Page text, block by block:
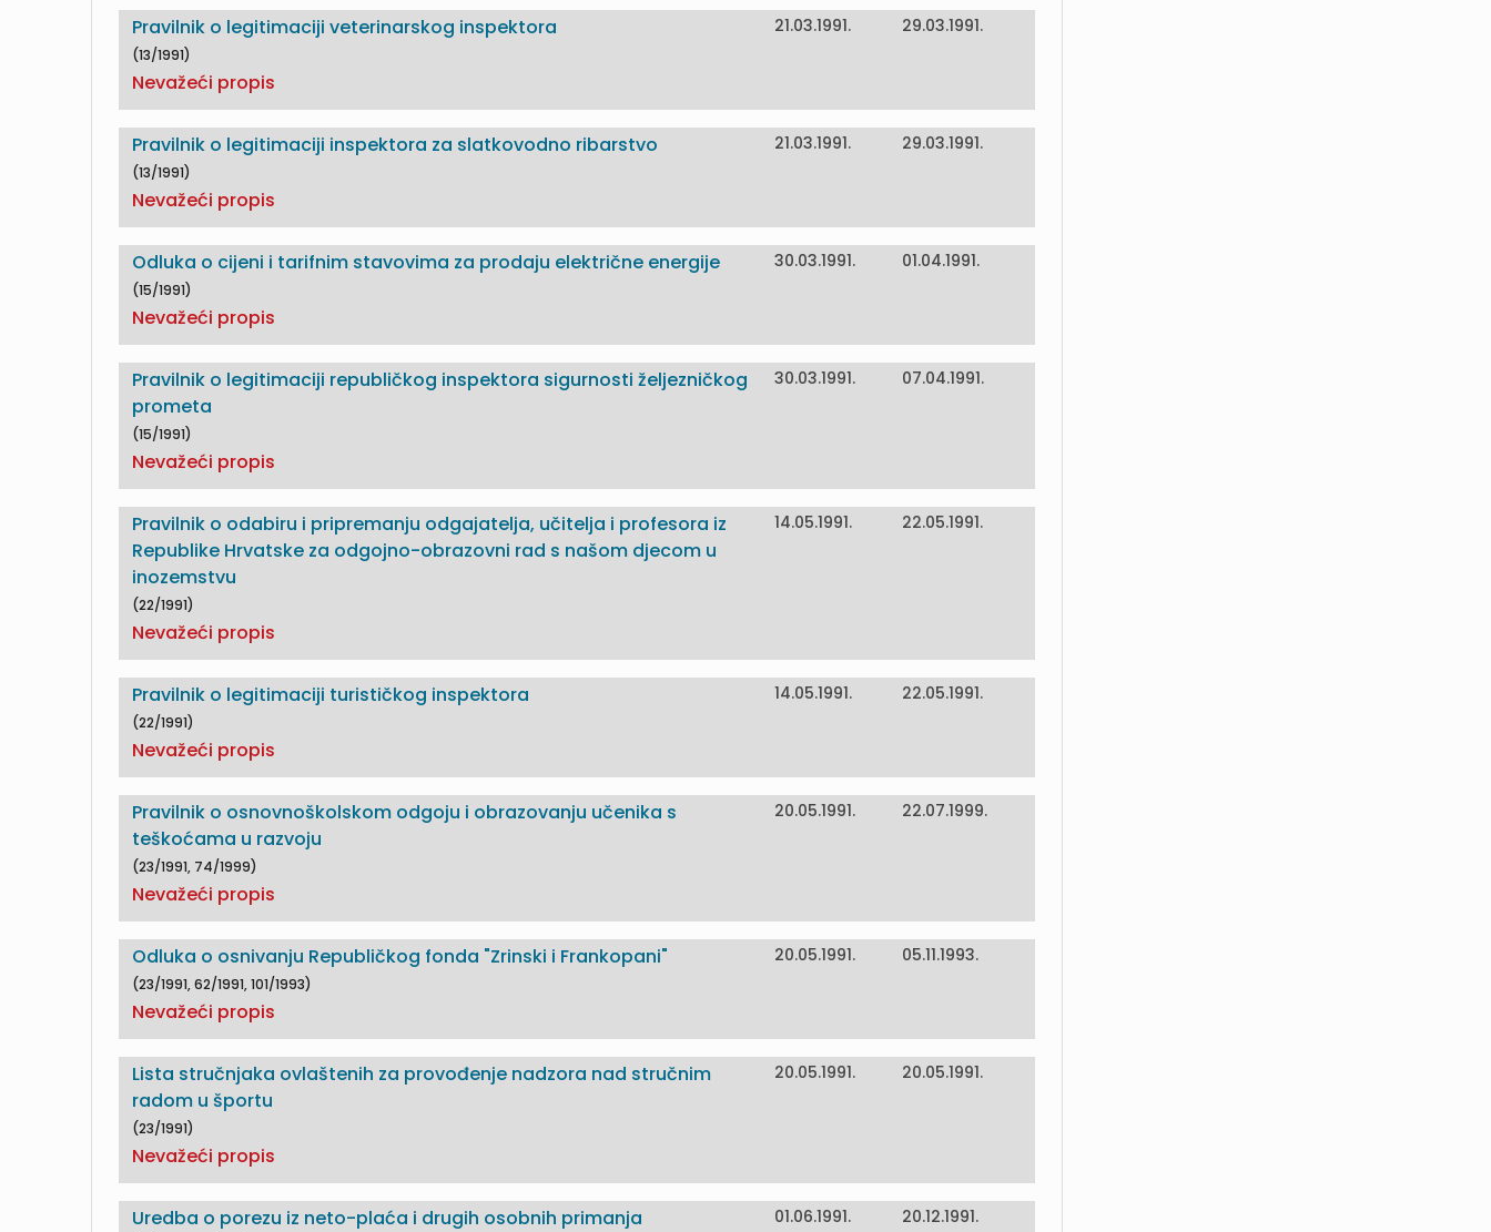
Pravilnik o legitimaciji veterinarskog inspektora
(13/1991)
Nevažeći propis
21.03.1991. 29.03.1991.
Pravilnik o legitimaciji inspektora za slatkovodno ribarstvo
(13/1991)
Nevažeći propis
21.03.1991. 29.03.1991.
Odluka o cijeni i tarifnim stavovima za prodaju električne energije
(15/1991)
Nevažeći propis
30.03.1991. 01.04.1991.
Pravilnik o legitimaciji republičkog inspektora sigurnosti željezničkog
prometa
(15/1991)
Nevažeći propis
30.03.1991. 07.04.1991.
Pravilnik o odabiru i pripremanju odgajatelja, učitelja i profesora iz
Republike Hrvatske za odgojno-obrazovni rad s našom djecom u
inozemstvu
(22/1991)
Nevažeći propis
14.05.1991. 22.05.1991.
Pravilnik o legitimaciji turističkog inspektora
(22/1991)
Nevažeći propis
14.05.1991. 22.05.1991.
Pravilnik o osnovnoškolskom odgoju i obrazovanju učenika s
teškoćama u razvoju
(23/1991, 74/1999)
Nevažeći propis
20.05.1991. 22.07.1999.
Odluka o osnivanju Republičkog fonda "Zrinski i Frankopani"
(23/1991, 62/1991, 101/1993)
Nevažeći propis
20.05.1991. 05.11.1993.
Lista stručnjaka ovlaštenih za provođenje nadzora nad stručnim
radom u športu
(23/1991)
Nevažeći propis
20.05.1991. 20.05.1991.
Uredba o porezu iz neto-plaća i drugih osobnih primanja 01.06.1991. 20.12.1991.